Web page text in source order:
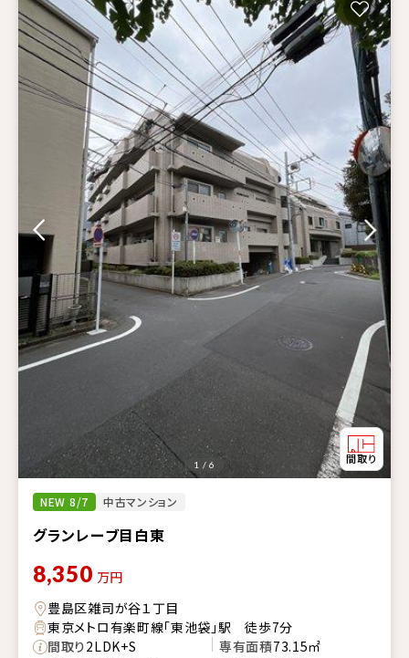
NEW 8/7 中古マンション
グランレーブ目白東
1 / 6
8,350 万円
豊島区雑司が谷１丁目
東京メトロ有楽町線「東池袋」駅 徒歩7分
間取り2LDK+S 専有面積73.15㎡